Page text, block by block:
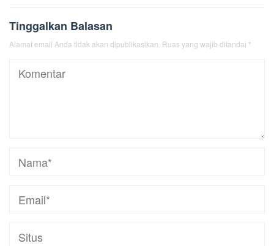
Tinggalkan Balasan
Alamat email Anda tidak akan dipublikasikan. Ruas yang wajib ditandai *